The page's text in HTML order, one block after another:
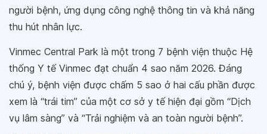
người bệnh, ứng dụng công nghệ thông tin và khả năng
thu hút nhân lực.
Vinmec Central Park là một trong 7 bệnh viện thuộc Hệ
thống Y tế Vinmec đạt chuẩn 4 sao năm 2026. Đáng
chú ý, bệnh viện được chấm 5 sao ở hai cấu phần được
xem là “trái tim” của một cơ sở y tế hiện đại gồm “Dịch
vụ lâm sàng” và “Trải nghiệm và an toàn người bệnh”.